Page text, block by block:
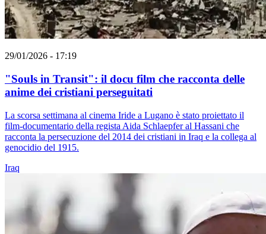
29/01/2026 - 17:19
"Souls in Transit": il docu film che racconta delle
anime dei cristiani perseguitati
La scorsa settimana al cinema Iride a Lugano è stato proiettato il
film-documentario della regista Aida Schlaepfer al Hassani che
racconta la persecuzione del 2014 dei cristiani in Iraq e la collega al
genocidio del 1915.
Iraq